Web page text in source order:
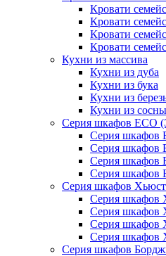
Кровати
Кровати
Кровати
Кровати
Кухни из массива
Кухни из дуба
Кухни из бука
Кухни из
Кухни из сосны
Серия шкафов ECO
Серия шкафов
Серия шкафов
Серия шкафов
Серия шкафов
Серия шкафов
Серия шкафов
Серия шкафов
Серия шкафов
Серия шкафов
Серия шкафов